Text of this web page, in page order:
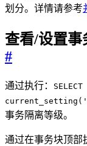
划分。详情请参考
查看/设置事
#
通过执行：
SELECT
事务隔离等级。
通过在事务块顶部